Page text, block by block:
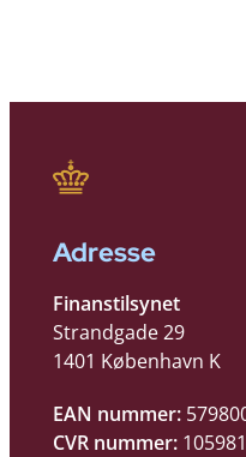
Adresse
Finanstilsynet
Strandgade 29
1401 København K
EAN nummer:
CVR nummer: